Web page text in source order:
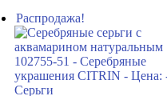
Распродажа!